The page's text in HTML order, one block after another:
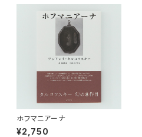
ホフマニアーナ
¥2,750